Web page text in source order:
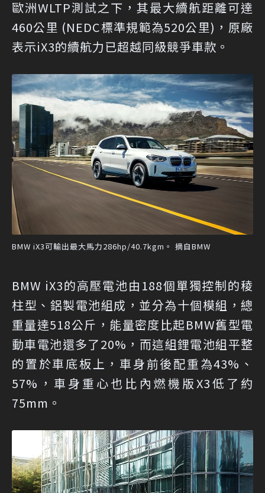
歐洲WLTP測試之下，其最大續航距離可達
460公里 (NEDC標準規範為520公里)，原廠
表示iX3的續航力已超越同級競爭車款。
BMW iX3可輸出最大馬力286hp/40.7kgm。 摘自BMW
BMW iX3的高壓電池由188個單獨控制的稜
柱型、鋁製電池組成，並分為十個模組，總
重量達518公斤，能量密度比起BMW舊型電
動車電池還多了20%，而這組鋰電池組平整
的置於車底板上，車身前後配重為43%、
57%，車身重心也比內燃機版X3低了約
75mm。